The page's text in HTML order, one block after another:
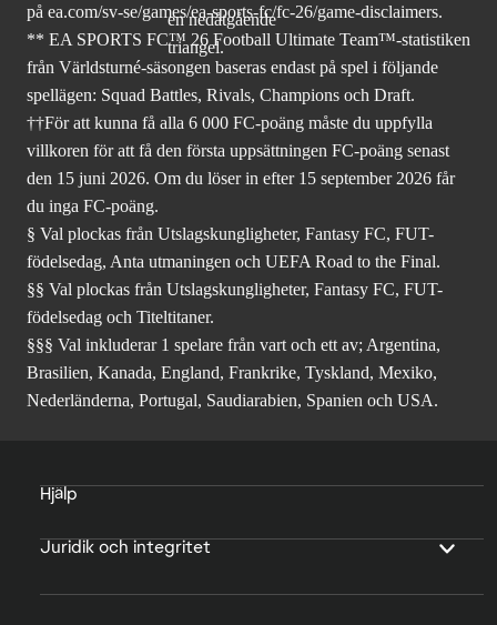
på ea.com/sv-se/games/ea-sports-fc/fc-26/game-disclaimers.
** EA SPORTS FC™ 26 Football Ultimate Team™-statistiken
från Världsturné-säsongen baseras endast på spel i följande
spellägen: Squad Battles, Rivals, Champions och Draft.
††För att kunna få alla 6 000 FC-poäng måste du uppfylla
villkoren för att få den första uppsättningen FC-poäng senast
den 15 juni 2026. Om du löser in efter 15 september 2026 får
du inga FC-poäng.
§ Val plockas från Utslagskungligheter, Fantasy FC, FUT-
födelsedag, Anta utmaningen och UEFA Road to the Final.
§§ Val plockas från Utslagskungligheter, Fantasy FC, FUT-
födelsedag och Titeltitaner.
§§§ Val inkluderar 1 spelare från vart och ett av; Argentina,
Brasilien, Kanada, England, Frankrike, Tyskland, Mexiko,
Nederländerna, Portugal, Saudiarabien, Spanien och USA.
Hjälp
Juridik och integritet